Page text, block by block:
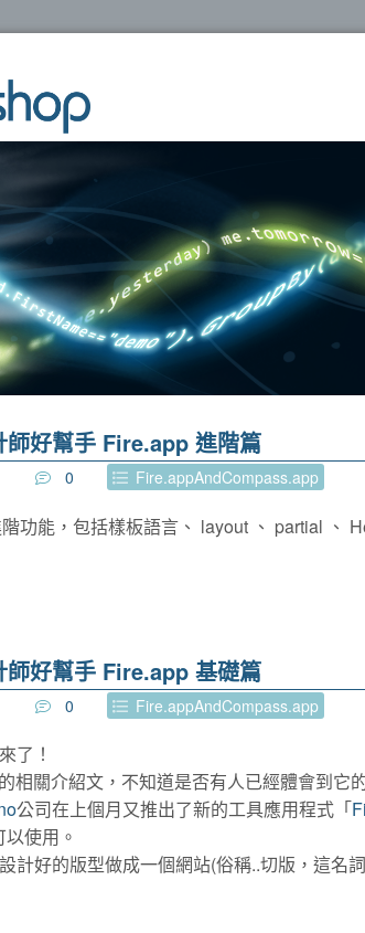
好幫手 Fire.app 進階篇
0 Fire.appAndCompass.app
功能，包括樣板語言、 layout 、 partial 、
師好幫手 Fire.app 基礎篇
0 Fire.appAndCompass.app
了！
的相關介紹文，不知道是否有人已經體會到它
公司在上個月又推出了新的工具應用程式「
使用。
計好的版型做成一個網站(俗稱..切版，這名